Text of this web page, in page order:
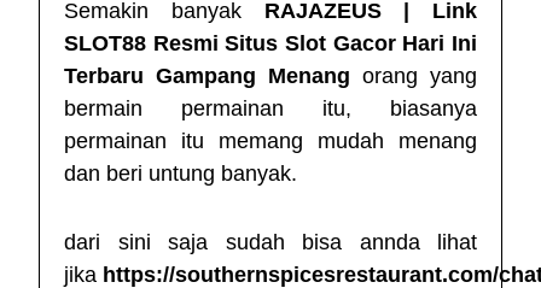
Semakin banyak RAJAZEUS | Link
SLOT88 Resmi Situs Slot Gacor Hari Ini
Terbaru Gampang Menang orang yang
bermain permainan itu, biasanya
permainan itu memang mudah menang
dan beri untung banyak.
dari sini saja sudah bisa annda lihat
jika https://southernspicesrestaurant.com/